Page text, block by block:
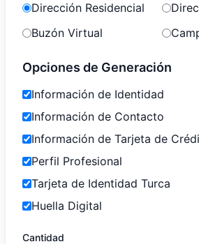
Dirección Residencial
Buzón Virtual
Opciones de Generación
Información de Identidad
Información de Contacto
Información de Tarjeta de
Perfil Profesional
Tarjeta de Identidad Turca
Huella Digital
Cantidad